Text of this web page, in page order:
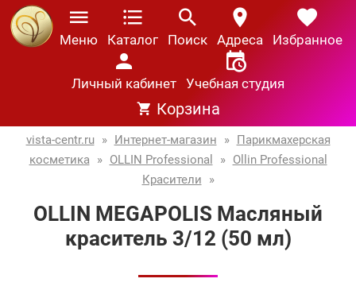
Меню Каталог Поиск Адреса Избранное
Личный кабинет Учебная студия
Корзина
vista-centr.ru » Интернет-магазин » Парикмахерская
косметика » OLLIN Professional » Ollin Professional
Красители
»
OLLIN MEGAPOLIS Масляный
краситель 3/12 (50 мл)